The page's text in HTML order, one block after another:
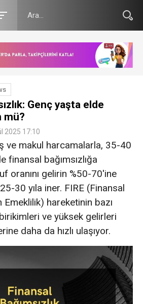
Genç yaşta elde
mü?
2025 17:10
ve makul harcamalarla, 35-40
finansal bağımsızlığa
oranını gelirin %50-70'ine
30 yıla iner. FIRE (Finansal
Emeklilik) hareketinin bazı
ve yüksek gelirleri
daha da hızlı ulaşıyor.